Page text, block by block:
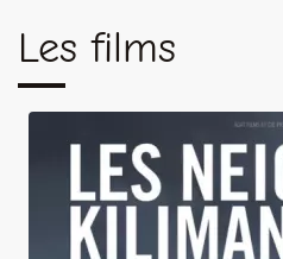
Les films